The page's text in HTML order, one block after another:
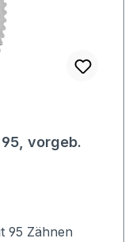
vorgeb.
95 Zähnen